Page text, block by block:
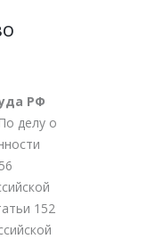
РФ
делу о
152